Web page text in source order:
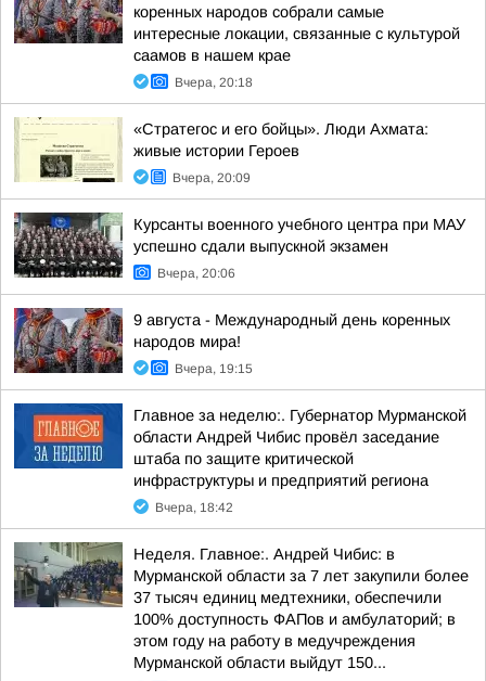
коренных народов собрали самые
интересные локации, связанные с культурой
саамов в нашем крае
Вчера, 20:18
«Стратегос и его бойцы». Люди Ахмата:
живые истории Героев
Вчера, 20:09
Курсанты военного учебного центра при МАУ
успешно сдали выпускной экзамен
Вчера, 20:06
9 августа - Международный день коренных
народов мира!
Вчера, 19:15
Главное за неделю:. Губернатор Мурманской
области Андрей Чибис провёл заседание
штаба по защите критической
инфраструктуры и предприятий региона
Вчера, 18:42
Неделя. Главное:. Андрей Чибис: в
Мурманской области за 7 лет закупили более
37 тысяч единиц медтехники, обеспечили
100% доступность ФАПов и амбулаторий; в
этом году на работу в медучреждения
Мурманской области выйдут 150...